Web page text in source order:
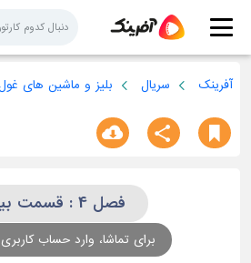
آفرینک سریال بلیز و ماشین های
فصل 4 : قسمت بیستم
برای تماشا، وارد حساب